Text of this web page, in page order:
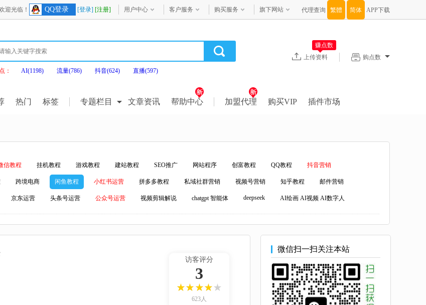
迎光临！ QQ登录 [登录] [注册] 用户中心 客户服务 购买服务 旗下网站 代理查询 APP下载
： AI(1198) 流量(786) 抖音(624) 直播(597)
购点数
上传资料
赚点数
热门 标签 专题栏目 文章资讯 帮助中心 加盟代理 购买VIP 插件市场
信教程 挂机教程 游戏教程 建站教程 SEO推广 网站程序 创富教程 QQ教程 抖音营销
跨境电商 闲鱼教程 小红书运营 拼多多教程 私域社群营销 视频号营销 知乎教程 邮件营销
京东运营 头条号运营 公众号运营 视频剪辑解说 chatgpt 智能体 deepseek AI绘画 AI视频 AI数字人
访客评分
3
623人
微信扫一扫关注本站